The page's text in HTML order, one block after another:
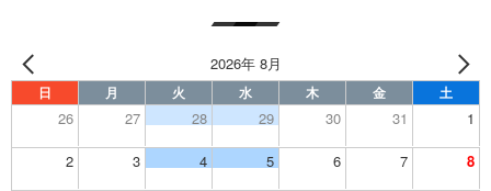
2026年 8月
日 月 火 水 木 金 土
26 27 28 29 30 31 1
2 3 4 5 6 7 8